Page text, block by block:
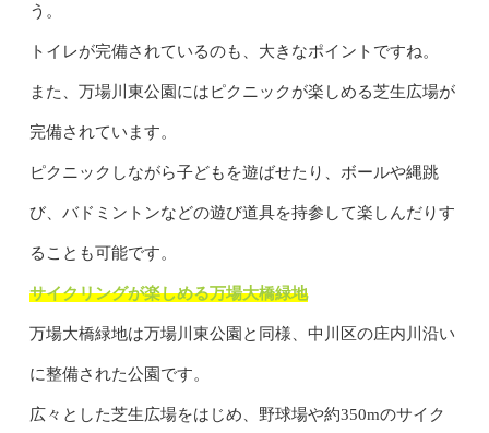
う。
トイレが完備されているのも、大きなポイントですね。
また、万場川東公園にはピクニックが楽しめる芝生広場が
完備されています。
ピクニックしながら子どもを遊ばせたり、ボールや縄跳
び、バドミントンなどの遊び道具を持参して楽しんだりす
ることも可能です。
サイクリングが楽しめる万場大橋緑地
万場大橋緑地は万場川東公園と同様、中川区の庄内川沿い
に整備された公園です。
広々とした芝生広場をはじめ、野球場や約350mのサイク